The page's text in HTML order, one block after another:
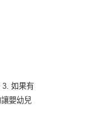
3. 如果有
嬰幼兒